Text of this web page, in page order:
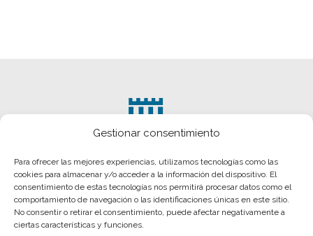
Gestionar consentimiento
Para ofrecer las mejores experiencias, utilizamos tecnologías como las
cookies para almacenar y/o acceder a la información del dispositivo. El
consentimiento de estas tecnologías nos permitirá procesar datos como el
comportamiento de navegación o las identificaciones únicas en este sitio.
No consentir o retirar el consentimiento, puede afectar negativamente a
ciertas características y funciones.